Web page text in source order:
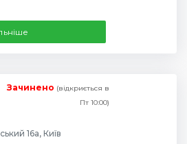
Зачинено (відкриється в
Пт 10:00)
16а, Київ